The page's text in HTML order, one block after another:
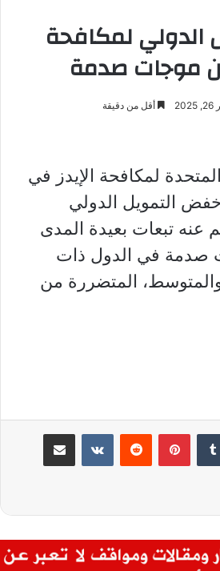
لمكافحة
موجات صدمة
أقل من دقيقة
لمكافحة الإيدز في
خفض التمويل الدولي
عنه تبعات بعيدة المدى
صدمة في الدول ذات
المتضررة من
بينتيريست مشاركة عبر البريد